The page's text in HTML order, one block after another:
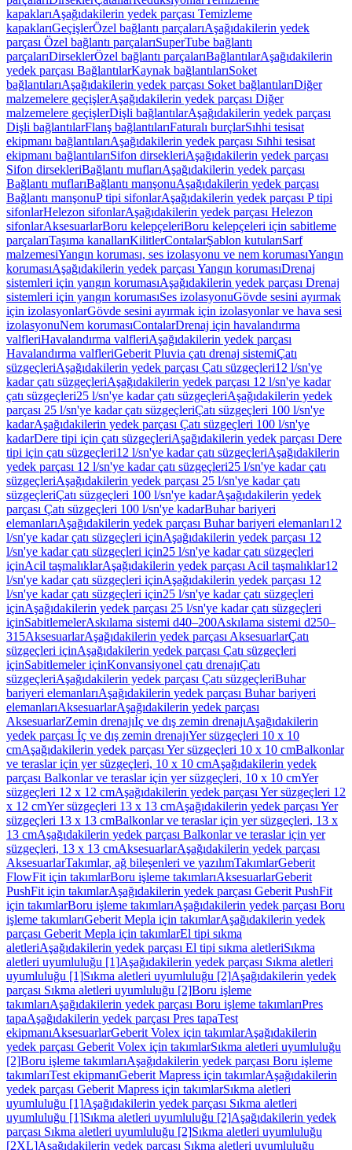
kapaklarıAşağıdakilerin yedek parçası Temizleme
kapaklarıGeçişlerÖzel bağlantı parçalarıAşağıdakilerin yedek
parçası Özel bağlantı parçalarıSuperTube bağlantı
parçalarıDirseklerÖzel bağlantı parçalarıBağlantılarAşağıdakilerin
yedek parçası BağlantılarKaynak bağlantılarıSoket
bağlantılarıAşağıdakilerin yedek parçası Soket bağlantılarıDiğer
malzemelere geçişlerAşağıdakilerin yedek parçası Diğer
malzemelere geçişlerDişli bağlantılarAşağıdakilerin yedek parçası
Dişli bağlantılarFlanş bağlantılarıFaturalı burçlarSıhhi tesisat
ekipmanı bağlantılarıAşağıdakilerin yedek parçası Sıhhi tesisat
ekipmanı bağlantılarıSifon dirsekleriAşağıdakilerin yedek parçası
Sifon dirsekleriBağlantı muflarıAşağıdakilerin yedek parçası
Bağlantı muflarıBağlantı manşonuAşağıdakilerin yedek parçası
Bağlantı manşonuP tipi sifonlarAşağıdakilerin yedek parçası P tipi
sifonlarHelezon sifonlarAşağıdakilerin yedek parçası Helezon
sifonlarAksesuarlarBoru kelepçeleriBoru kelepçeleri için sabitleme
parçalarıTaşıma kanallarıKilitlerContalarŞablon kutularıSarf
malzemesiYangın koruması, ses izolasyonu ve nem korumasıYangın
korumasıAşağıdakilerin yedek parçası Yangın korumasıDrenaj
sistemleri için yangın korumasıAşağıdakilerin yedek parçası Drenaj
sistemleri için yangın korumasıSes izolasyonuGövde sesini ayırmak
için izolasyonlarGövde sesini ayırmak için izolasyonlar ve hava sesi
izolasyonuNem korumasıContalarDrenaj için havalandırma
valfleriHavalandırma valfleriAşağıdakilerin yedek parçası
Havalandırma valfleriGeberit Pluvia çatı drenaj sistemiÇatı
süzgeçleriAşağıdakilerin yedek parçası Çatı süzgeçleri12 l/sn'ye
kadar çatı süzgeçleriAşağıdakilerin yedek parçası 12 l/sn'ye kadar
çatı süzgeçleri25 l/sn'ye kadar çatı süzgeçleriAşağıdakilerin yedek
parçası 25 l/sn'ye kadar çatı süzgeçleriÇatı süzgeçleri 100 l/sn'ye
kadarAşağıdakilerin yedek parçası Çatı süzgeçleri 100 l/sn'ye
kadarDere tipi için çatı süzgeçleriAşağıdakilerin yedek parçası Dere
tipi için çatı süzgeçleri12 l/sn'ye kadar çatı süzgeçleriAşağıdakilerin
yedek parçası 12 l/sn'ye kadar çatı süzgeçleri25 l/sn'ye kadar çatı
süzgeçleriAşağıdakilerin yedek parçası 25 l/sn'ye kadar çatı
süzgeçleriÇatı süzgeçleri 100 l/sn'ye kadarAşağıdakilerin yedek
parçası Çatı süzgeçleri 100 l/sn'ye kadarBuhar bariyeri
elemanlarıAşağıdakilerin yedek parçası Buhar bariyeri elemanları12
l/sn'ye kadar çatı süzgeçleri içinAşağıdakilerin yedek parçası 12
l/sn'ye kadar çatı süzgeçleri için25 l/sn'ye kadar çatı süzgeçleri
içinAcil taşmalıklarAşağıdakilerin yedek parçası Acil taşmalıklar12
l/sn'ye kadar çatı süzgeçleri içinAşağıdakilerin yedek parçası 12
l/sn'ye kadar çatı süzgeçleri için25 l/sn'ye kadar çatı süzgeçleri
içinAşağıdakilerin yedek parçası 25 l/sn'ye kadar çatı süzgeçleri
içinSabitlemelerAskılama sistemi d40–200Askılama sistemi d250–
315AksesuarlarAşağıdakilerin yedek parçası AksesuarlarÇatı
süzgeçleri içinAşağıdakilerin yedek parçası Çatı süzgeçleri
içinSabitlemeler içinKonvansiyonel çatı drenajıÇatı
süzgeçleriAşağıdakilerin yedek parçası Çatı süzgeçleriBuhar
bariyeri elemanlarıAşağıdakilerin yedek parçası Buhar bariyeri
elemanlarıAksesuarlarAşağıdakilerin yedek parçası
AksesuarlarZemin drenajıİç ve dış zemin drenajıAşağıdakilerin
yedek parçası İç ve dış zemin drenajıYer süzgeçleri 10 x 10
cmAşağıdakilerin yedek parçası Yer süzgeçleri 10 x 10 cmBalkonlar
ve teraslar için yer süzgeçleri, 10 x 10 cmAşağıdakilerin yedek
parçası Balkonlar ve teraslar için yer süzgeçleri, 10 x 10 cmYer
süzgeçleri 12 x 12 cmAşağıdakilerin yedek parçası Yer süzgeçleri 12
x 12 cmYer süzgeçleri 13 x 13 cmAşağıdakilerin yedek parçası Yer
süzgeçleri 13 x 13 cmBalkonlar ve teraslar için yer süzgeçleri, 13 x
13 cmAşağıdakilerin yedek parçası Balkonlar ve teraslar için yer
süzgeçleri, 13 x 13 cmAksesuarlarAşağıdakilerin yedek parçası
AksesuarlarTakımlar, ağ bileşenleri ve yazılımTakımlarGeberit
FlowFit için takımlarBoru işleme takımlarıAksesuarlarGeberit
PushFit için takımlarAşağıdakilerin yedek parçası Geberit PushFit
için takımlarBoru işleme takımlarıAşağıdakilerin yedek parçası Boru
işleme takımlarıGeberit Mepla için takımlarAşağıdakilerin yedek
parçası Geberit Mepla için takımlarEl tipi sıkma
aletleriAşağıdakilerin yedek parçası El tipi sıkma aletleriSıkma
aletleri uyumluluğu [1]Aşağıdakilerin yedek parçası Sıkma aletleri
uyumluluğu [1]Sıkma aletleri uyumluluğu [2]Aşağıdakilerin yedek
parçası Sıkma aletleri uyumluluğu [2]Boru işleme
takımlarıAşağıdakilerin yedek parçası Boru işleme takımlarıPres
tapaAşağıdakilerin yedek parçası Pres tapaTest
ekipmanıAksesuarlarGeberit Volex için takımlarAşağıdakilerin
yedek parçası Geberit Volex için takımlarSıkma aletleri uyumluluğu
[2]Boru işleme takımlarıAşağıdakilerin yedek parçası Boru işleme
takımlarıTest ekipmanıGeberit Mapress için takımlarAşağıdakilerin
yedek parçası Geberit Mapress için takımlarSıkma aletleri
uyumluluğu [1]Aşağıdakilerin yedek parçası Sıkma aletleri
uyumluluğu [1]Sıkma aletleri uyumluluğu [2]Aşağıdakilerin yedek
parçası Sıkma aletleri uyumluluğu [2]Sıkma aletleri uyumluluğu
[2XL]Aşağıdakilerin yedek parçası Sıkma aletleri uyumluluğu